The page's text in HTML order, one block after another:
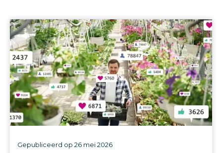
Gepubliceerd op 26 mei 2026